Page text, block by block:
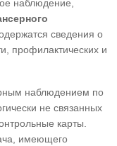
наблюдение,
сведения о
профилактических и
наблюдением по
не связанных
карты.
имеющего